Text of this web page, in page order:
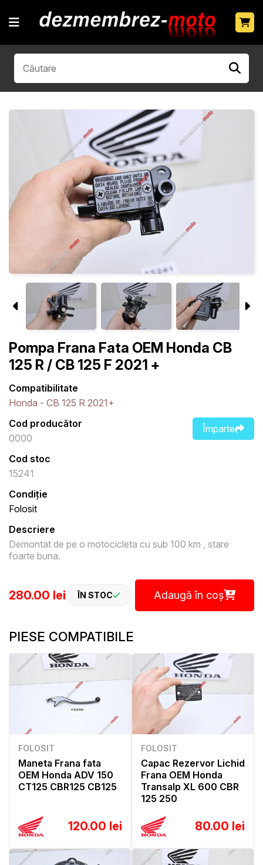
Pompa Frana Fata OEM Honda CB
125 R / CB 125 F 2021 +
Compatibilitate
Honda - CB 125 R 2021+
Împarte
Cod producător
0000
Cod stoc
15241
Condiție
Folosit
Descriere
Demontat de pe o motocicleta cu sub 100 km , stare
foarte buna.
280.00 lei ÎN STOC Adaugă în coș
PIESE COMPATIBILE
FOLOSIT
Maneta Frana fata
OEM Honda ADV 150
CT125 CBR125 CB125
120.00 lei
FOLOSIT
Capac Rezervor Lichid
Frana OEM Honda
Transalp XL 600 CBR
125 250
80.00 lei